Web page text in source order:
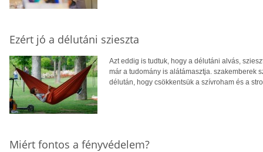
Ezért jó a délutáni szieszta
Azt eddig is tudtuk, hogy a délutáni alvás,
már a tudomány is alátámasztja. szakemberek
délután, hogy csökkentsük a szívroham és a
Miért fontos a fényvédelem?